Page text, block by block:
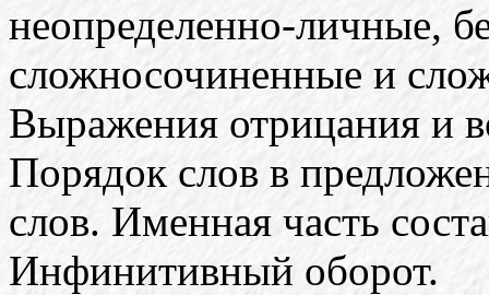
неопределенно-личные,
сложносочиненные и
Выражения отрицания и
Порядок слов в
слов. Именная часть
Инфинитивный оборот.